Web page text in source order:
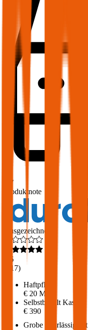
1,7
Produktnote
Ausgezeichnet
4,6
217)
Haftpflicht
€ 20 Mio.
Selbstbehalt Kasko
€ 390
Grobe Fahrlässigkeit